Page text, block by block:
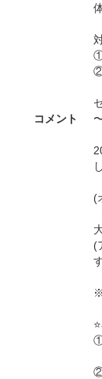
コメント
(
(
①